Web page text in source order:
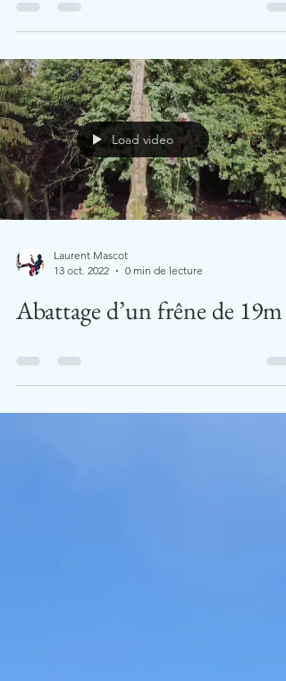
Load video
Laurent Mascot
13 oct. 2022
0 min de lecture
Abattage d’un frêne de 19m